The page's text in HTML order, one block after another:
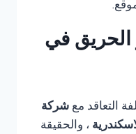
الحريق في
التعاقد مع شركة
، والحقيقة